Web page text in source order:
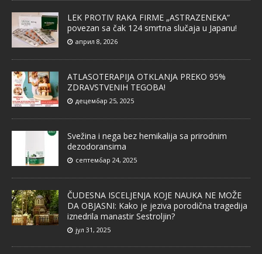
LEK PROTIV RAKA FIRME „ASTRAZENEKA“
povezan sa čak 124 smrtna slučaja u Japanu!
април 8, 2026
ATLASOTERAPIJA OTKLANJA PREKO 95%
ZDRAVSTVENIH TEGOBA!
децембар 25, 2025
Svežina i nega bez hemikalija sa prirodnim
dezodoransima
септембар 24, 2025
ČUDESNA ISCELJENJA KOJE NAUKA NE MOŽE
DA OBJASNI: Kako je jeziva porodična tragedija
iznedrila manastir Sestroljin?
јул 31, 2025